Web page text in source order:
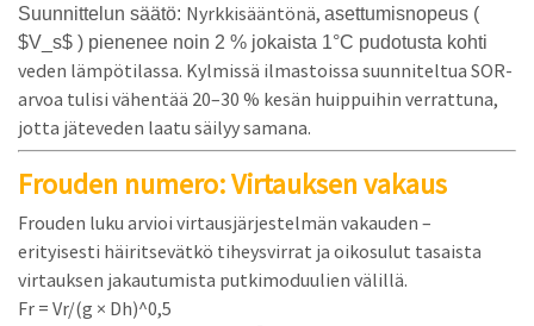
Suunnittelun säätö: Nyrkkisääntönä, asettumisnopeus (
$V_s$ ) pienenee noin 2 % jokaista 1°C pudotusta kohti
veden lämpötilassa. Kylmissä ilmastoissa suunniteltua SOR-
arvoa tulisi vähentää 20–30 % kesän huippuihin verrattuna,
jotta jäteveden laatu säilyy samana.
Frouden numero: Virtauksen vakaus
Frouden luku arvioi virtausjärjestelmän vakauden –
erityisesti häiritsevätkö tiheysvirrat ja oikosulut tasaista
virtauksen jakautumista putkimoduulien välillä.
Fr = Vr/(g × Dh)^0,5